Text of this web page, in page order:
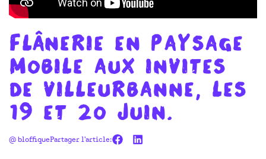
Flânerie en paysage
mobile aux Invites
de Villeurbanne, les
19 et 20 juin.
@ bloffiquePartager l'article: